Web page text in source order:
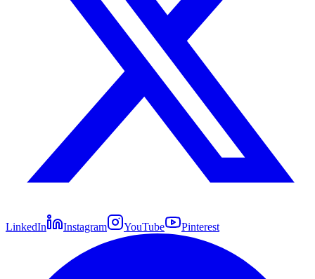
LinkedIn Instagram YouTube Pinterest